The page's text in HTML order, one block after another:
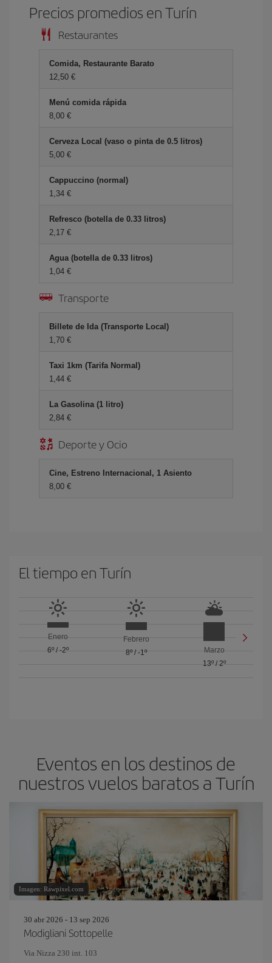
Precios promedios en Turín
Restaurantes
Comida, Restaurante Barato
12,50 €
Menú comida rápida
8,00 €
Cerveza Local (vaso o pinta de 0.5 litros)
5,00 €
Cappuccino (normal)
1,34 €
Refresco (botella de 0.33 litros)
2,17 €
Agua (botella de 0.33 litros)
1,04 €
Transporte
Billete de Ida (Transporte Local)
1,70 €
Taxi 1km (Tarifa Normal)
1,44 €
La Gasolina (1 litro)
2,84 €
Deporte y Ocio
Cine, Estreno Internacional, 1 Asiento
8,00 €
El tiempo en Turín
Enero
6º/ -2º
Febrero
8º/ -1º
Marzo
13º/ 2º
Eventos en los destinos de
nuestros vuelos baratos a Turín
Imagen: Rawpixel.com
30 abr 2026 - 13 sep 2026
Modigliani Sottopelle
Via Nizza 230 int. 103